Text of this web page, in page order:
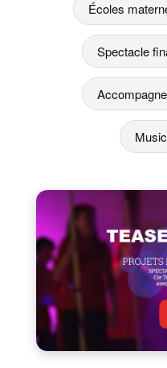
Écoles
Spectacle